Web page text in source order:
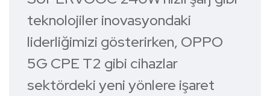
teknolojiler inovasyondaki
liderliğimizi gösterirken, OPPO
5G CPE T2 gibi cihazlar
sektördeki yeni yönlere işaret